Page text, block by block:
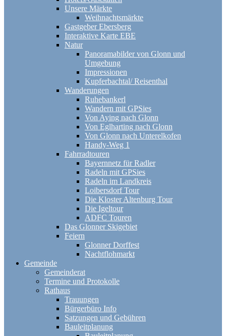
Unsere Märkte
Weihnachtsmärkte
Gastgeber Ebersberg
Interaktive Karte EBE
Natur
Panoramabilder von Glonn und
Umgebung
Impressionen
Kupferbachtal/ Reisenthal
Wanderungen
Ruhebankerl
Wandern mit GPSies
Von Aying nach Glonn
Von Eglharting nach Glonn
Von Glonn nach Unterelkofen
Handy-Weg 1
Fahrradtouren
Bayernnetz für Radler
Radeln mit GPSies
Radeln im Landkreis
Loibersdorf Tour
Die Kloster Altenburg Tour
Die Igeltour
ADFC Touren
Das Glonner Skigebiet
Feiern
Glonner Dorffest
Nachtflohmarkt
Gemeinde
Gemeinderat
Termine und Protokolle
Rathaus
Trauungen
Bürgerbüro Info
Satzungen und Gebühren
Bauleitplanung